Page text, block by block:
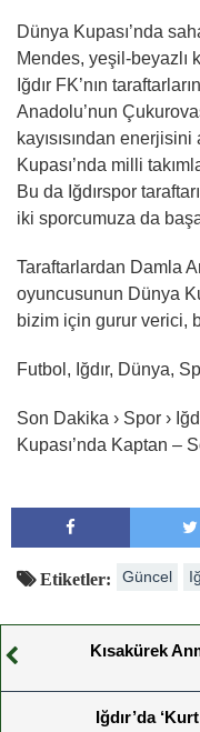
Dünya Kupası’nda
Mendes, yeşil-beyazlı
Iğdır FK’nın
Anadolu’nun
kayısısından
Kupası’nda milli
Bu da Iğdırspor
iki sporcumuza da
Taraftarlardan Damla
oyuncusunun Dünya
bizim için gurur verici,
Futbol, Iğdır, Dünya,
Son Dakika › Spor ›
Kupası’nda Kaptan –
Etiketler: Güncel
Kısakürek
Iğdır’da